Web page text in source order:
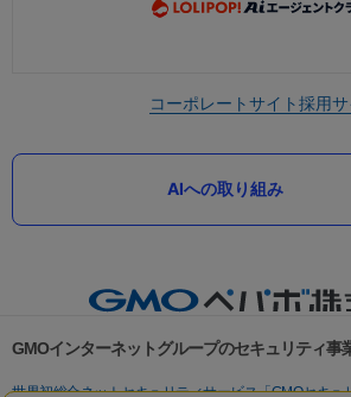
コーポレートサイト採用サ
AIへの取り組み
GMOインターネットグループのセキュリティ事
世界初総合ネットセキュリティサービス「GMOセキュ